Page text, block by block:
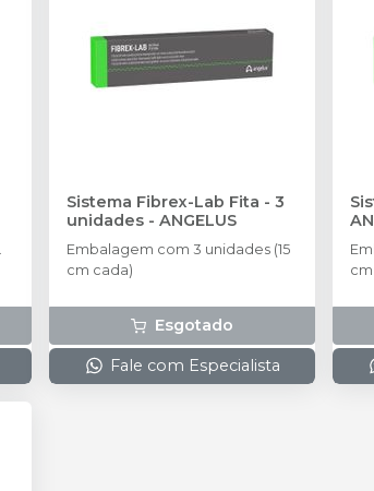
Sistema Fibrex-Lab Fita - 3
unidades - ANGELUS
Embalagem com 3 unidades (15
cm cada)
Esgotado
Fale com Especialista
cm